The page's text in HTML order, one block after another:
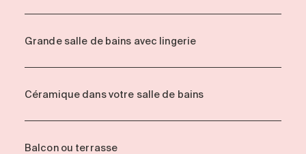
Grande salle de bains avec lingerie
Céramique dans votre salle de bains
Balcon ou terrasse